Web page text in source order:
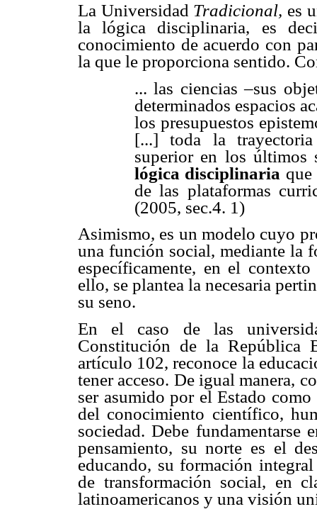
La Universidad Tradicional, es
la lógica disciplinaria, es
conocimiento de acuerdo con
la que le proporciona sentido.
... las ciencias –sus
determinados espacios
los presupuestos
[...] toda la
superior en los últimos
lógica disciplinaria
de las plataformas
(2005, sec.4. 1)
Asimismo, es un modelo cuyo
una función social, mediante la
específicamente, en el
ello, se plantea la necesaria
su seno.
En el caso de las
Constitución de la República
artículo 102, reconoce la
tener acceso. De igual manera,
ser asumido por el Estado
del conocimiento científico,
sociedad. Debe fundamentarse
pensamiento, su norte es el
educando, su formación
de transformación social, en
latinoamericanos y una visión